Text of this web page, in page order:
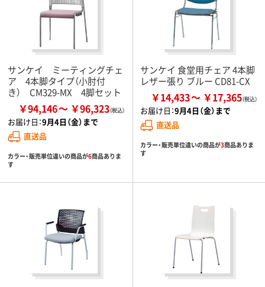
サンケイ ミーティングチェ
ア 4本脚タイプ（小肘付
き） CM329-MX 4脚セット
￥94,146 ￥96,323
お届け日：9月4日（金）まで
直送品
カラー・販売単位違いの商品が6商品ありま
す
サンケイ 食堂用チェア 4本脚
レザー張り ブルー CD81-CX
￥14,433 ￥17,365
お届け日：9月4日（金）まで
直送品
カラー・販売単位違いの商品が3商品ありま
す